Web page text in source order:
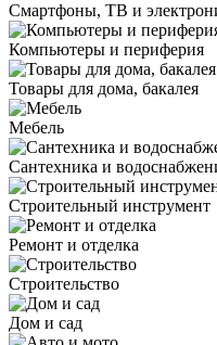
Смартфоны, ТВ и
Компьютеры и периферия
Товары для дома, бакалея
Мебель
Сантехника и
Строительный инструмент
Ремонт и отделка
Строительство
Дом и сад